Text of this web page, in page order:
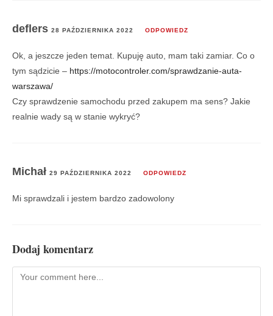
deflers 28 PAŹDZIERNIKA 2022 ODPOWIEDZ
Ok, a jeszcze jeden temat. Kupuję auto, mam taki zamiar. Co o
tym sądzicie – https://motocontroler.com/sprawdzanie-auta-
warszawa/
Czy sprawdzenie samochodu przed zakupem ma sens? Jakie
realnie wady są w stanie wykryć?
Michał 29 PAŹDZIERNIKA 2022 ODPOWIEDZ
Mi sprawdzali i jestem bardzo zadowolony
Dodaj komentarz